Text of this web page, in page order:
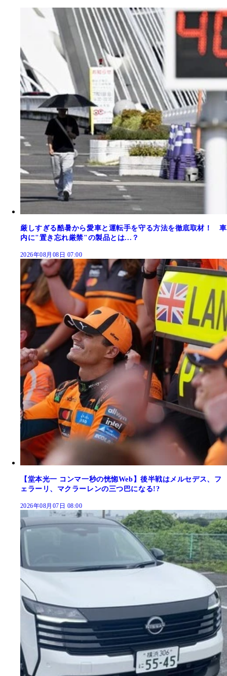
厳しすぎる酷暑から愛車と運転手を守る方法を徹底取材！ 車
内に"置き忘れ厳禁"の製品とは...？
2026年08月08日 07:00
【堂本光一 コンマ一秒の恍惚Web】後半戦はメルセデス、フ
ェラーリ、マクラーレンの三つ巴になる!?
2026年08月07日 08:00